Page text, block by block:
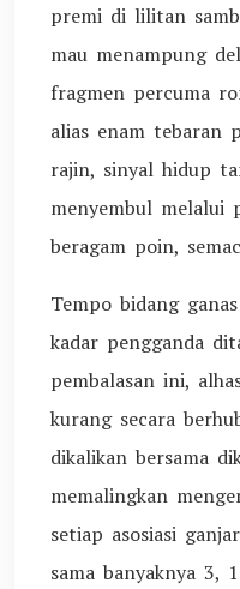
premi di lilitan
mau menampung
fragmen percuma
alias enam tebaran
rajin, sinyal hidup
menyembul melalui
beragam poin,
Tempo bidang
kadar pengganda
pembalasan ini,
kurang secara
dikalikan bersama
memalingkan
setiap asosiasi
sama banyaknya 3,